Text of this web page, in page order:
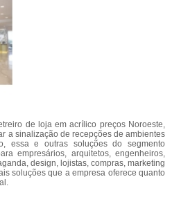
de loja em acrílico preços Noroeste,
a sinalização de recepções de ambientes
essa e outras soluções do segmento
empresários, arquitetos, engenheiros,
design, lojistas, compras, marketing
soluções que a empresa oferece quanto